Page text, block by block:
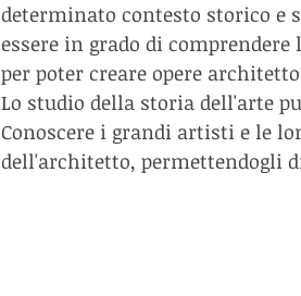
determinato contesto storico e
essere in grado di comprendere
per poter creare opere
Lo studio della storia dell'arte
Conoscere i grandi artisti e le
dell'architetto, permettendogli